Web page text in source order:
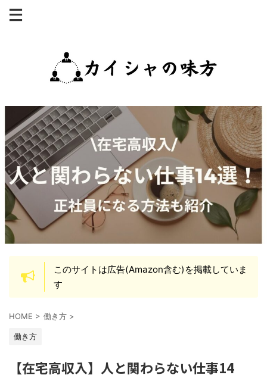
このサイトは広告(Amazon含む)を掲載していま
す
HOME > 働き方 >
働き方
【在宅高収入】人と関わらない仕事14